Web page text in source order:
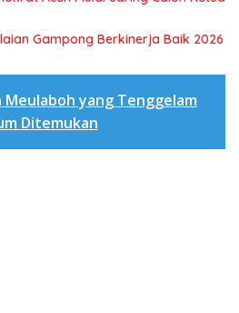
Gampong Berkinerja Baik 2026
Meulaboh yang Tenggelam
Ditemukan